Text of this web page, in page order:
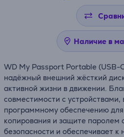
Наличие в
WD My Passport Portable (USB-
надёжный внешний жёсткий
активной жизни в движении.
совместимости с устройствами,
программному обеспечению для
копирования и защите паролем
безопасности и обеспечивает